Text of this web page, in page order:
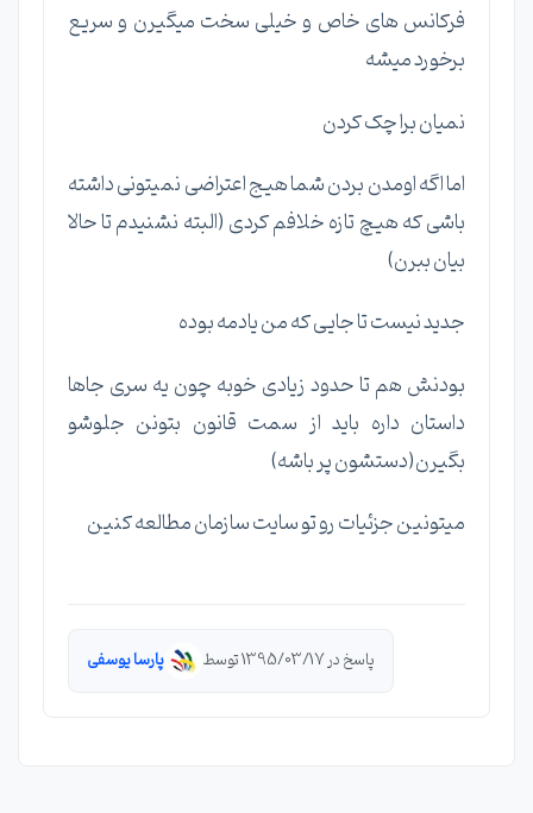
فرکانس های خاص و خیلی سخت میگیرن و سریع
برخورد میشه
نمیان برا چک کردن
اما اگه اومدن بردن شما هیج اعتراضی نمیتونی داشته
باشی که هیچ تازه خلافم کردی (البته نشنیدم تا حالا
بیان ببرن)
جدید نیست تا جایی که من یادمه بوده
بودنش هم تا حدود زیادی خوبه چون یه سری جاها
داستان داره باید از سمت قانون بتونن جلوشو
بگیرن(دستشون پر باشه)
میتونین جزئیات رو تو سایت سازمان مطالعه کنین
پاسخ در 1395/03/17 توسط پارسا یوسفی